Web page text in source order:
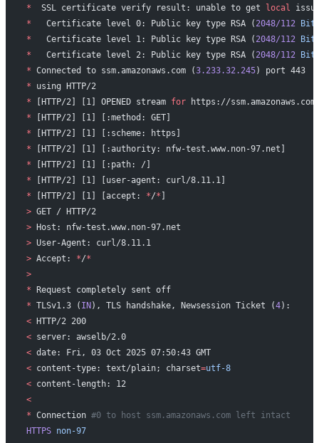
*
  SSL certificate verify result: unable to get
local
*
   Certificate level 0: Public key type RSA (
2048/112
*
   Certificate level 1: Public key type RSA (
2048/112
*
   Certificate level 2: Public key type RSA (
2048/112
* Connected to ssm.amazonaws.com (3.233.32.245) port 443
* using HTTP/2
* [HTTP/2] [1] OPENED stream for https://
* [HTTP/2] [1] [:method: GET]
* [HTTP/2] [1] [:scheme: https]
* [HTTP/2] [1] [:authority: nfw-test.www.non-97.net]
* [HTTP/2] [1] [:path: /]
* [HTTP/2] [1] [user-agent: curl/8.11.1]
* [HTTP/2] [1] [accept: */*
> GET / HTTP/2
> Host: nfw-test.www.non-97.net
> User-Agent: curl/8.11.1
> Accept: */*
>
* Request completely sent off
* TLSv1.3 ( IN ), TLS handshake, Newsession Ticket (4):
< HTTP/2 200
< server: awselb/2.0
< date: Fri, 03 Oct 2025 07:50:43 GMT
< content-type: text/plain; charset=utf-8
< content-length: 12
<
* Connection #0 to host ssm.amazonaws.com left intact
HTTPS non-97